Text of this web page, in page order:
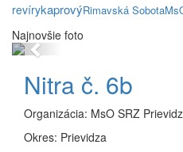
revírykaprovýRimavská Sobota
Najnovšie foto
Previous
Nitra č. 6b
Organizácia: MsO SRZ
Okres: Prievidza